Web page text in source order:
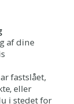
af dine
fastslået,
eller
i stedet for